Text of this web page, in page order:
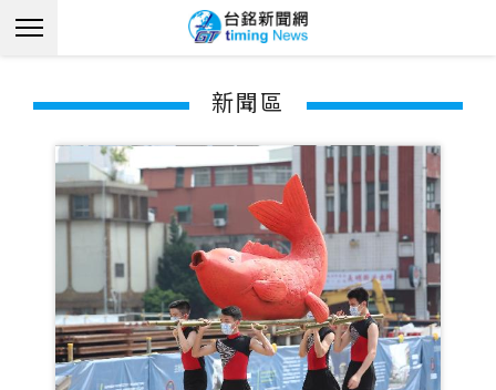
新聞區